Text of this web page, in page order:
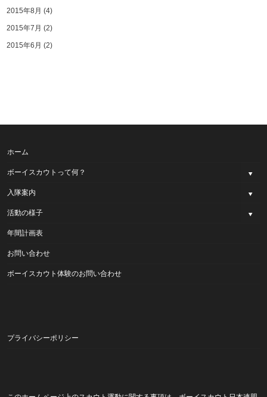
2015年8月 (4)
2015年7月 (2)
2015年6月 (2)
ホーム
ボーイスカウトって何？
入隊案内
活動の様子
年間計画表
お問い合わせ
ボーイスカウト体験のお問い合わせ
プライバシーポリシー